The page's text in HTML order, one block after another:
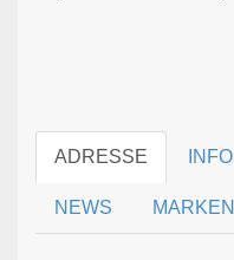
ADRESSE INFO
NEWS MARKEN